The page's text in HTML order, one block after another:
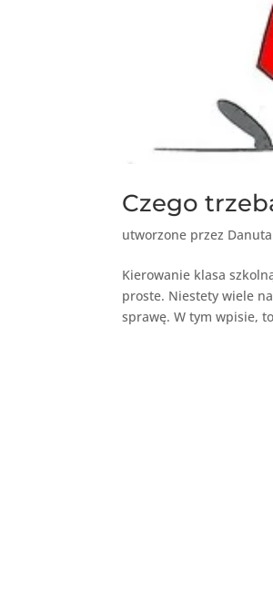
Czego
utworzone przez
Kierowanie klasa
proste. Niestety wiele
sprawę. W tym wpisie,